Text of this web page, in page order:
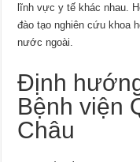
lĩnh vực y tế khác nhau.
đào tạo nghiên cứu khoa
nước ngoài.
Định
Bệnh viện
Châu